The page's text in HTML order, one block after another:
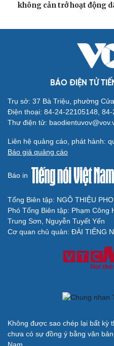
không cản trở hoạt động
BÁO ĐIỆN TỬ
Trụ sở: 37 Bà Triệu, phường
Điện thoại: 84-24-22105148,
Thư điện tử:
Liên hệ quảng cáo, phát hành:
Báo giá quảng cáo
Báo in
Tổng Biên tập: NGÔ THIỆU
Phó Tổng Biên tập: Phạm Công
Trung Sơn, Nguyễn Tuyết Yến
Cơ quan chủ quản: ĐÀI TIẾNG
Không được sao chép lại bất kỳ
chưa có sự đồng ý bằng văn